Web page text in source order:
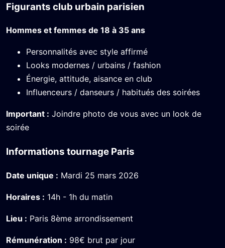
Figurants club urbain parisien
Hommes et femmes de 18 à 35 ans
Personnalités avec style affirmé
Looks modernes / urbains / fashion
Énergie, attitude, aisance en club
Influenceurs / danseurs / habitués des soirées
Important : Joindre photo de vous avec un look de
soirée
Informations tournage Paris
Date unique : Mardi 25 mars 2026
Horaires : 14h - 1h du matin
Lieu : Paris 8ème arrondissement
Rémunération : 98€ brut par jour